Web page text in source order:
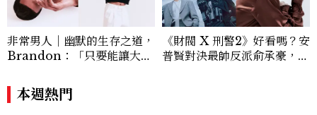
非常男人｜幽默的生存之道，
Brandon：「只要能讓大家
讓敵人成為朋友。」
《財閥 X 刑警2》好看嗎？安
普賢對決最帥反派俞承豪，鄭
本週熱門